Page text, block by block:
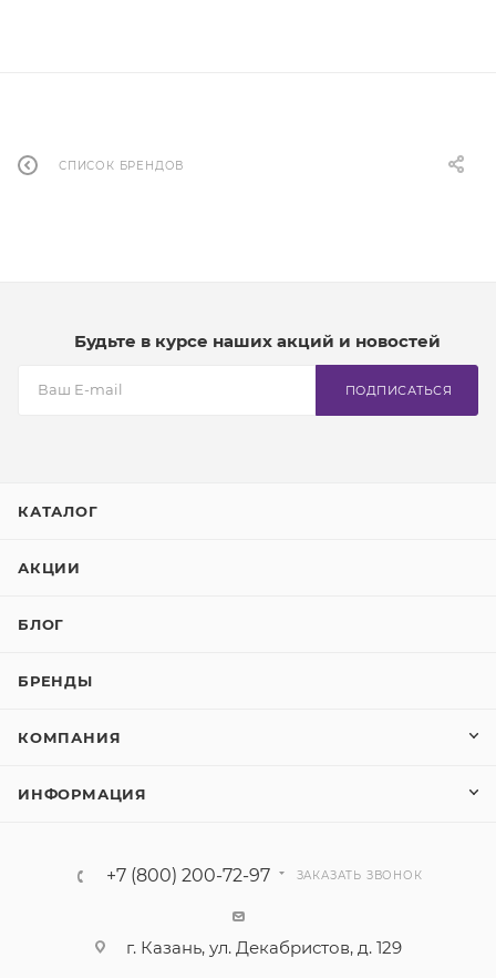
СПИСОК БРЕНДОВ
Будьте в курсе наших акций и новостей
ПОДПИСАТЬСЯ
КАТАЛОГ
АКЦИИ
БЛОГ
БРЕНДЫ
КОМПАНИЯ
ИНФОРМАЦИЯ
+7 (800) 200-72-97 ЗАКАЗАТЬ ЗВОНОК
г. Казань, ул. Декабристов, д. 129